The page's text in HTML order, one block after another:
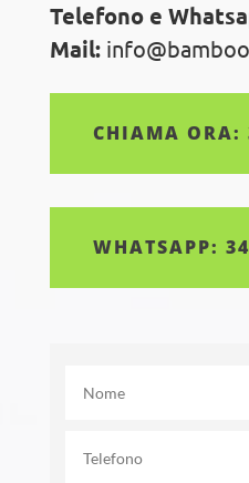
Telefono e
Mail:
CHIAMA ORA:
WHATSAPP: